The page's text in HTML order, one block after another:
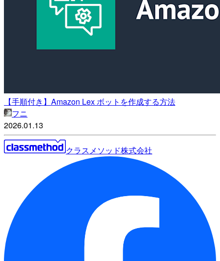
【手順付き】Amazon Lex ボットを作成する方法
フニ
2026.01.13
クラスメソッド株式会社